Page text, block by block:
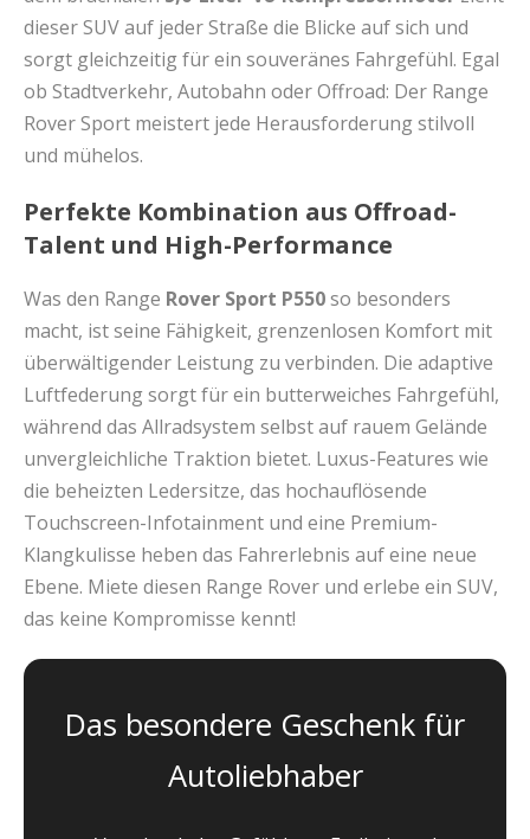
dieser SUV auf jeder Straße die Blicke auf sich und
sorgt gleichzeitig für ein souveränes Fahrgefühl. Egal
ob Stadtverkehr, Autobahn oder Offroad: Der Range
Rover Sport meistert jede Herausforderung stilvoll
und mühelos.
Perfekte Kombination aus Offroad-
Talent und High-Performance
Was den Range Rover Sport P550so besonders
macht, ist seine Fähigkeit, grenzenlosen Komfort mit
überwältigender Leistung zu verbinden. Die adaptive
Luftfederung sorgt für ein butterweiches Fahrgefühl,
während das Allradsystem selbst auf rauem Gelände
unvergleichliche Traktion bietet. Luxus-Features wie
die beheizten Ledersitze, das hochauflösende
Touchscreen-Infotainment und eine Premium-
Klangkulisse heben das Fahrerlebnis auf eine neue
Ebene. Miete diesen Range Rover und erlebe ein SUV,
das keine Kompromisse kennt!
Das besondere Geschenk für
Autoliebhaber